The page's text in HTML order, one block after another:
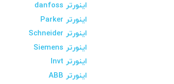
اینورتر danfoss
اینورتر Parker
اینورتر Schneider
اینورتر Siemens
اینورتر Invt
اینورتر ABB